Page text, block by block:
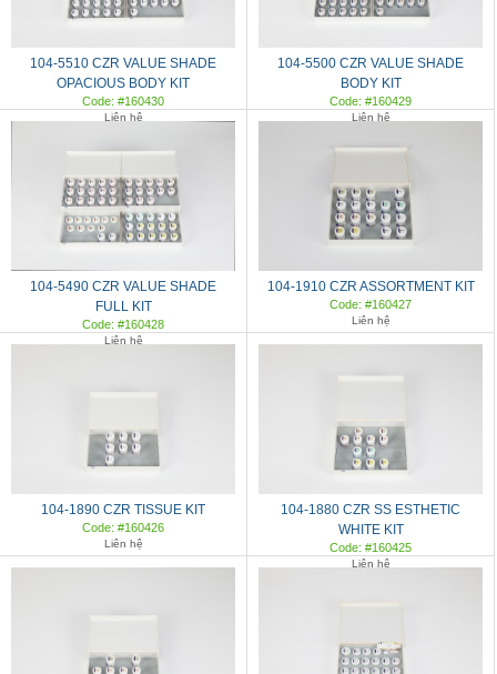
104-5510 CZR VALUE SHADE
OPACIOUS BODY KIT
Code: #160430
Liên hệ
104-5500 CZR VALUE SHADE
BODY KIT
Code: #160429
Liên hệ
104-5490 CZR VALUE SHADE
FULL KIT
Code: #160428
Liên hệ
104-1910 CZR ASSORTMENT KIT
Code: #160427
Liên hệ
104-1890 CZR TISSUE KIT
Code: #160426
Liên hệ
104-1880 CZR SS ESTHETIC
WHITE KIT
Code: #160425
Liên hệ